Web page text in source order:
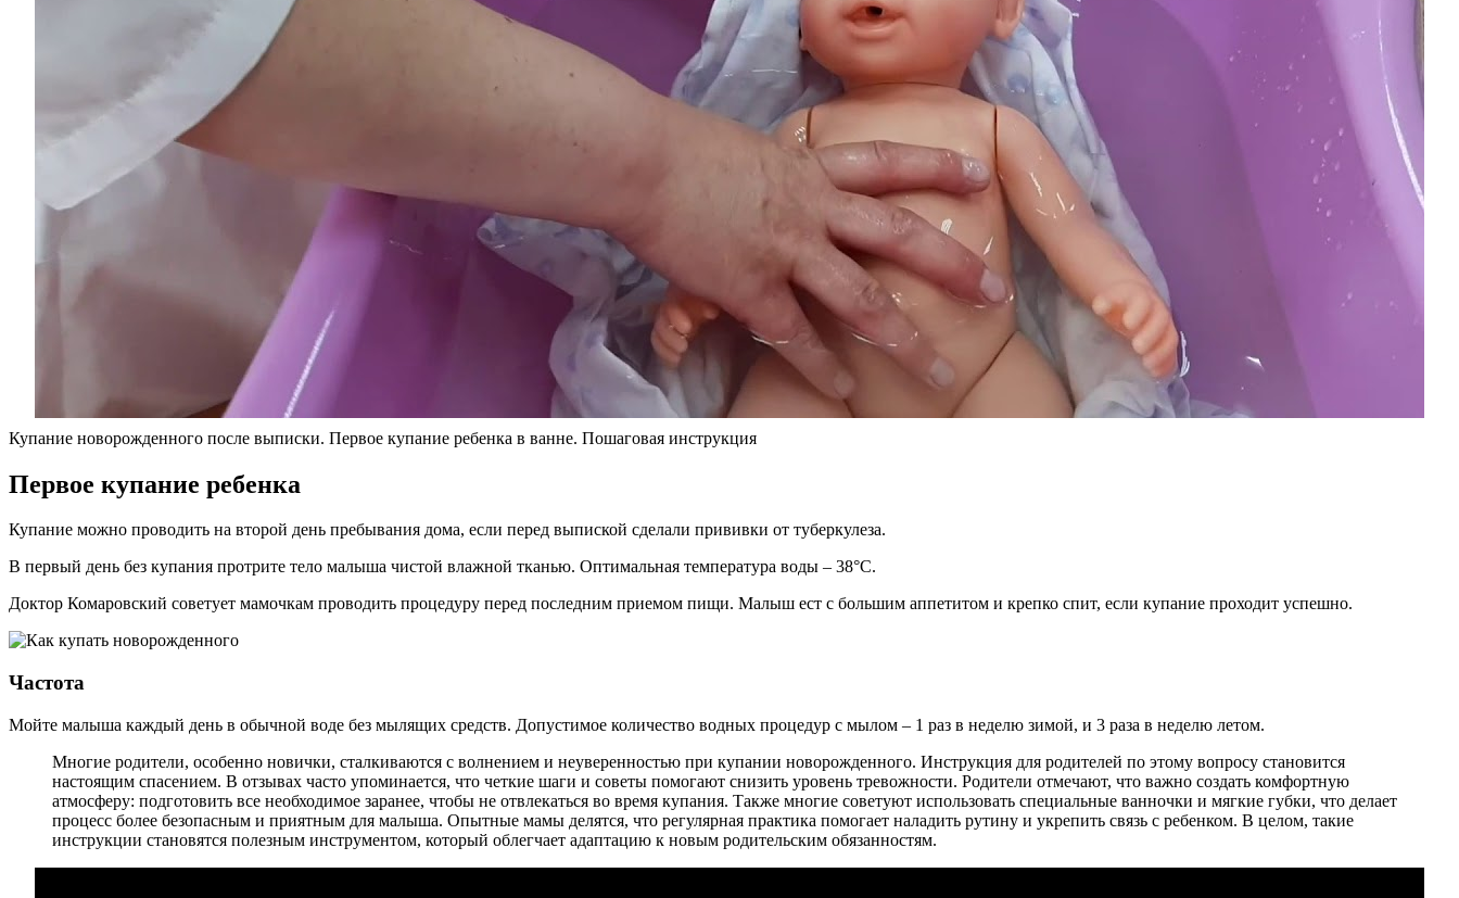
Купание новорожденного после выписки. Первое купание ребенка в ванне. Пошаговая инструкция
Первое купание ребенка
Купание можно проводить на второй день пребывания дома, если перед выпиской сделали прививки от туберкулеза.
В первый день без купания протрите тело малыша чистой влажной тканью. Оптимальная температура воды – 38°С.
Доктор Комаровский советует мамочкам проводить процедуру перед последним приемом пищи. Малыш ест с большим аппетитом и крепко спит, если купание проходит успешно.
Частота
Мойте малыша каждый день в обычной воде без мылящих средств. Допустимое количество водных процедур с мылом – 1 раз в неделю зимой, и 3 раза в неделю летом.
Многие родители, особенно новички, сталкиваются с волнением и неуверенностью при купании новорожденного. Инструкция для родителей по этому вопросу становится
настоящим спасением. В отзывах часто упоминается, что четкие шаги и советы помогают снизить уровень тревожности. Родители отмечают, что важно создать комфортную
атмосферу: подготовить все необходимое заранее, чтобы не отвлекаться во время купания. Также многие советуют использовать специальные ванночки и мягкие губки, что делает
процесс более безопасным и приятным для малыша. Опытные мамы делятся, что регулярная практика помогает наладить рутину и укрепить связь с ребенком. В целом, такие
инструкции становятся полезным инструментом, который облегчает адаптацию к новым родительским обязанностям.